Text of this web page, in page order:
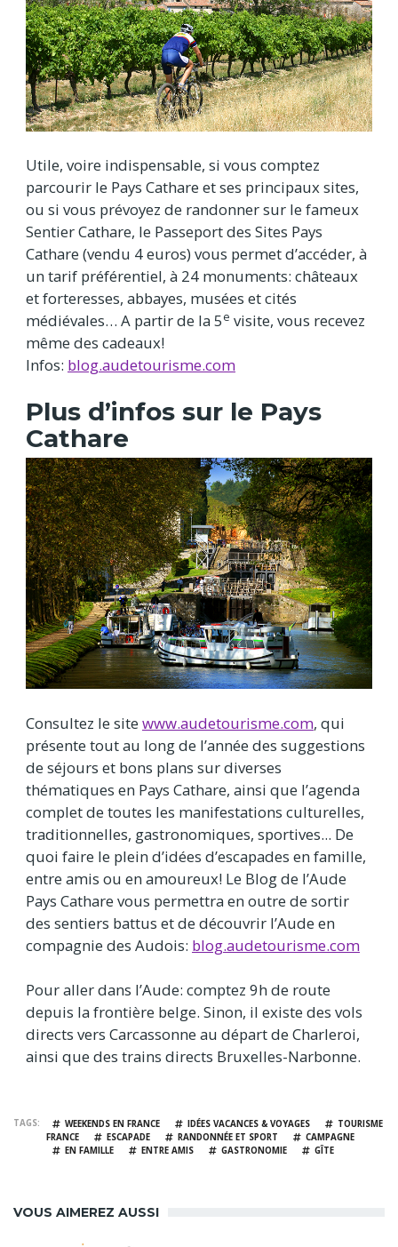
Utile, voire indispensable, si vous comptez
parcourir le Pays Cathare et ses principaux sites,
ou si vous prévoyez de randonner sur le fameux
Sentier Cathare, le Passeport des Sites Pays
Cathare (vendu 4 euros) vous permet d’accéder, à
un tarif préférentiel, à 24 monuments: châteaux
et forteresses, abbayes, musées et cités
médiévales… A partir de la 5e visite, vous recevez
même des cadeaux!
Infos: blog.audetourisme.com
Plus d’infos sur le Pays
Cathare
Consultez le site www.audetourisme.com, qui
présente tout au long de l’année des suggestions
de séjours et bons plans sur diverses
thématiques en Pays Cathare, ainsi que l’agenda
complet de toutes les manifestations culturelles,
traditionnelles, gastronomiques, sportives... De
quoi faire le plein d’idées d’escapades en famille,
entre amis ou en amoureux! Le Blog de l’Aude
Pays Cathare vous permettra en outre de sortir
des sentiers battus et de découvrir l’Aude en
compagnie des Audois: blog.audetourisme.com
Pour aller dans l’Aude: comptez 9h de route
depuis la frontière belge. Sinon, il existe des vols
directs vers Carcassonne au départ de Charleroi,
ainsi que des trains directs Bruxelles-Narbonne.
TAGS WEEKENDS EN FRANCE IDÉES VACANCES & VOYAGES
TOURISME
FRANCE
ESCAPADE RANDONNÉE ET SPORT
CAMPAGNE
EN FAMILLE
ENTRE AMIS GASTRONOMIE GÎTE
VOUS AIMEREZ AUSSI